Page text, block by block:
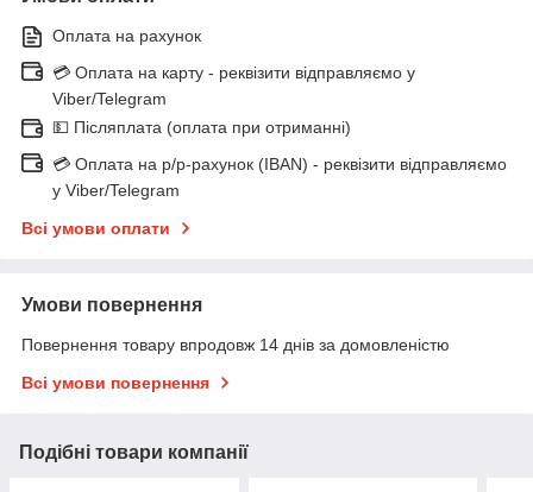
Оплата на рахунок
💳 Оплата на карту - реквізити відправляємо у
Viber/Telegram
💵 Післяплата (оплата при отриманні)
💳 Оплата на р/р-рахунок (IBAN) - реквізити відправляємо
у Viber/Telegram
Всі умови оплати
Умови повернення
Повернення товару впродовж 14 днів за домовленістю
Всі умови повернення
Подібні товари компанії